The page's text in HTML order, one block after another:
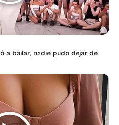
a bailar, nadie pudo dejar de